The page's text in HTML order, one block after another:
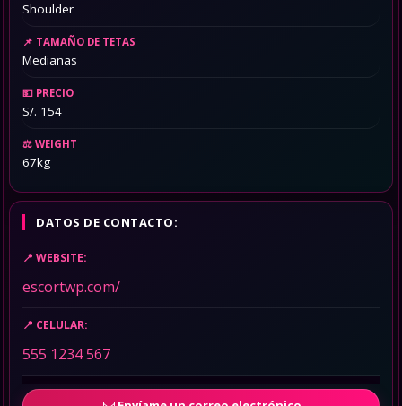
Shoulder
TAMAÑO DE TETAS
Medianas
PRECIO
S/. 154
WEIGHT
67kg
DATOS DE CONTACTO:
WEBSITE:
escortwp.com/
CELULAR:
555 1234 567